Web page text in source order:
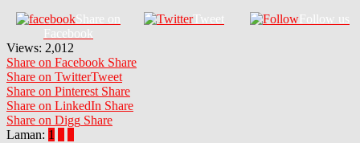
Share on
Facebook
Tweet Follow us
Views: 2,012
Share on Facebook Share
Share on TwitterTweet
Share on Pinterest Share
Share on LinkedIn Share
Share on Digg Share
Laman: 1